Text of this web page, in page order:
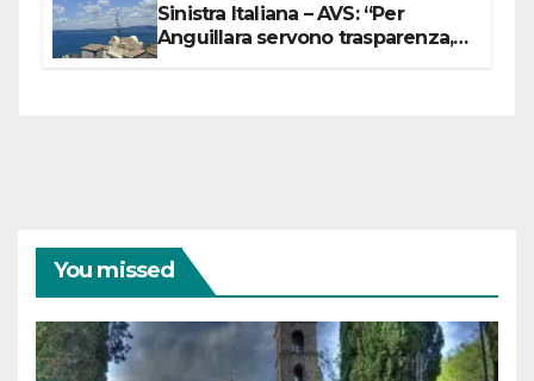
Sinistra Italiana – AVS: “Per
Anguillara servono trasparenza,
You missed